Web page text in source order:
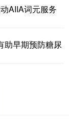
AIIA词元服务
助早期预防糖尿